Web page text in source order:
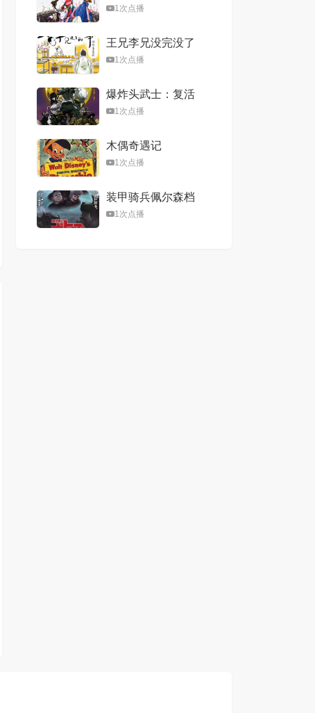
1次点播
王兄李兄没完没了
的故事
1次点播
爆炸头武士：复活
1次点播
木偶奇遇记
1次点播
装甲骑兵佩尔森档
案剧场版
1次点播